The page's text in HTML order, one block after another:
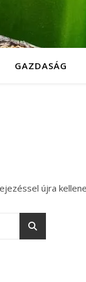
GAZDASÁG
újra